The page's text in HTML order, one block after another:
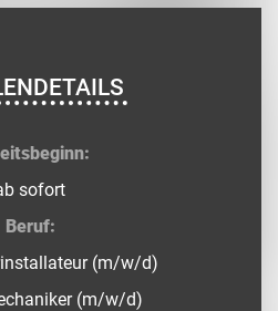
sofort
Beruf:
(m/w/d)
(m/w/d)